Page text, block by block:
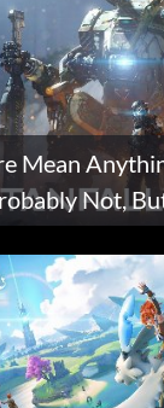
Mean
Not,